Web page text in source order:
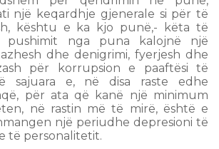
një keqardhje gjenerale si për të
kështu e ka kjo punë,- këta të
pushimit nga puna kalojnë një
dhe denigrimi, fyerjesh dhe
për korrupsion e paaftësi të
sajuara e, në disa raste edhe
për ata që kanë një minimum
në rastin më të mirë, është e
një periudhe depresioni të
të personalitetit.